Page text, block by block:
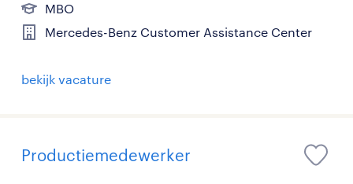
MBO
Mercedes-Benz Customer Assistance Center
bekijk vacature
Productiemedewerker